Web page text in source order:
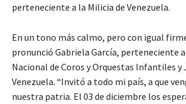
perteneciente a la Milicia de Venezuela.
En un tono más calmo, pero con igual
pronunció Gabriela García, perteneciente
Nacional de Coros y Orquestas Infantiles y
Venezuela. “Invitó a todo mi país, a que
nuestra patria. El 03 de diciembre los